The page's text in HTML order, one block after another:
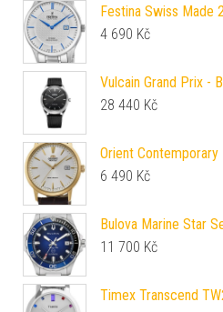
Festina Swiss Made
4 690 Kč
Vulcain Grand Prix -
28 440 Kč
Orient Contemporary
6 490 Kč
Bulova Marine Star
11 700 Kč
Timex Transcend